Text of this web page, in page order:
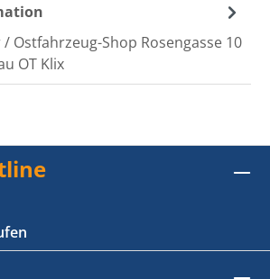
/ Ostfahrzeug-Shop Rosengasse 10
OT Klix